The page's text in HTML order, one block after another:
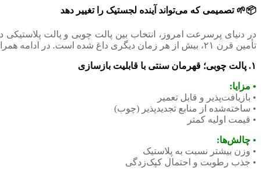
📦🌱 تصمیمی که می‌تواند آینده لجستیک را تغییر دهد
در دنیای پرسرعت امروز، انتخاب بین پالت چوبی و پالت
تأمین قرن ۲۱، بیش از هر زمان دیگری داغ شده است. در ادامه همراه
۱. ‌پالت چوبی؛ قهرمان سنتی با قابلیت بازسازی
• مزایا:
• بازیافت‌پذیر و قابل تعمیر
• ساخته‌شده از منابع تجدیدپذیر (چوب)
• قیمت اولیه کمتر
• چالش‌ها:
• وزن بیشتر نسبت به پلاستیک
• جذب رطوبت و احتمال کپک‌زدگی